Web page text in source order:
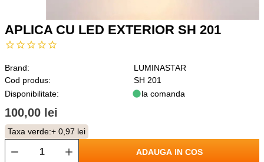
APLICA CU LED EXTERIOR SH 201
Brand:
LUMINASTAR
Cod produs:
SH 201
Disponibilitate:
la comanda
100,00 lei
Taxa verde:+ 0,97 lei
ADAUGA IN COS